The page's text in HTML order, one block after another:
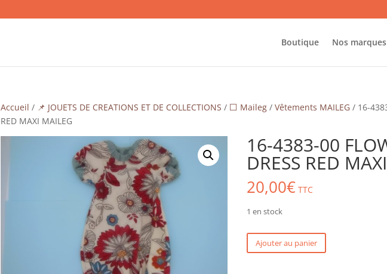
Boutique Nos marques
Accueil / 📌 JOUETS DE CREATIONS ET DE COLLECTIONS / ⬜ Maileg/ Vêtements MAILEG/ 16-
RED MAXI MAILEG
16-4383-00
DRESS RED
20,00€ TTC
1 en stock
quantité
de
Ajouter au panier